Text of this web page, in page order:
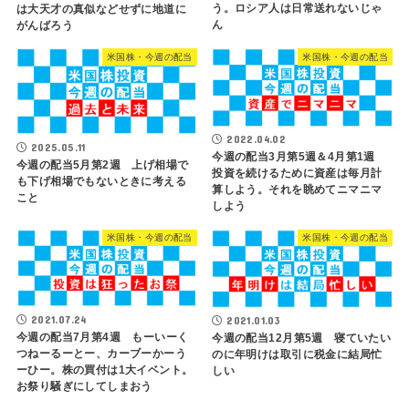
は大天才の真似などせずに地道に
がんばろう
う。ロシア人は日常送れないじゃ
ん
米国株・今週の配当
2025.05.11
今週の配当5月第2週 上げ相場で
も下げ相場でもないときに考える
こと
米国株・今週の配当
2022.04.02
今週の配当3月第5週＆4月第1週
投資を続けるために資産は毎月計
算しよう。それを眺めてニマニマ
しよう
米国株・今週の配当
2021.07.24
今週の配当7月第4週 もーいーく
つねーるーとー、カーブーかーう
ーひー。株の買付は1大イベント。
お祭り騒ぎにしてしまおう
米国株・今週の配当
2021.01.03
今週の配当12月第5週 寝ていたい
のに年明けは取引に税金に結局忙
しい